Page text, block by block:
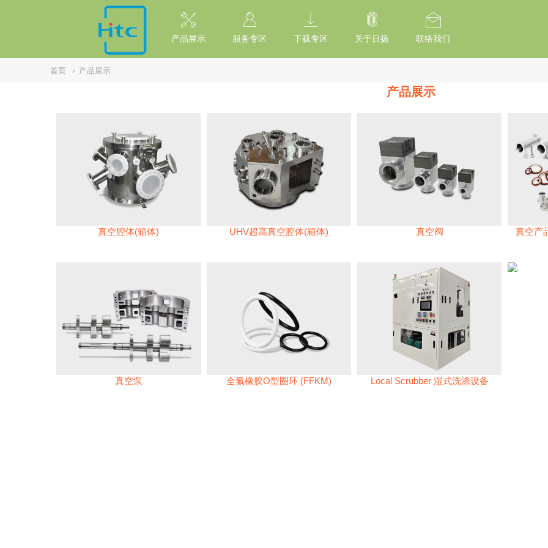
// replaced by scott on 2026/7/20 reason: high risk: Unsafe Implementation Of Subresource Integrity /*
产品展示 服务专区 下载专区 关于日扬 联络我们
首页 › 产品展示
产品展示
真空腔体(箱体) UHV超高真空腔体(箱体) 真空阀 真空产
真空泵 全氟橡胶O型圈环 (FFKM) Local Scrubber 湿式洗涤设备